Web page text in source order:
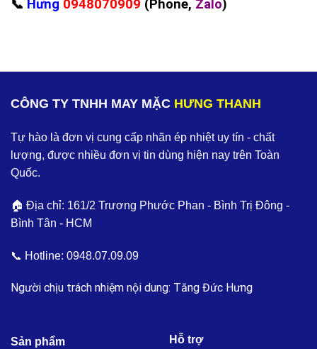
📞 Hưng 0948070909 (Phone, Zalo)
CÔNG TY TNHH MAY MẶC HƯNG THANH
Tự hào là đơn vị cung cấp nhãn ép nhiệt uy tín - chất
lượng, được nhiều đơn vị tin dùng hiện nay trên Toàn
Quốc.
🏠 Địa chỉ: 161/2 Trương Phước Phan - Bình Trị Đông -
Bình Tân - HCM
📞 Hotline: 0948.07.09.09
Người chịu trách nhiệm nội dung: Tăng Đức Hưng
Sản phẩm Hỗ trợ